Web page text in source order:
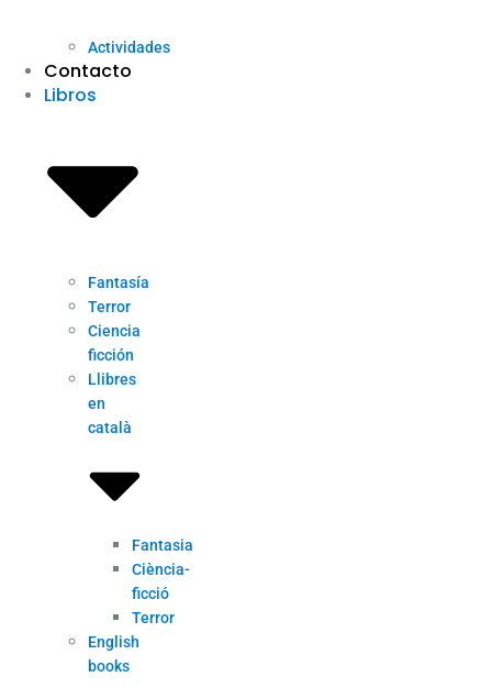
Actividades
Contacto
Libros
Fantasía
Terror
Ciencia
ficción
Llibres
en
català
Fantasia
Ciència-
ficció
Terror
English
books